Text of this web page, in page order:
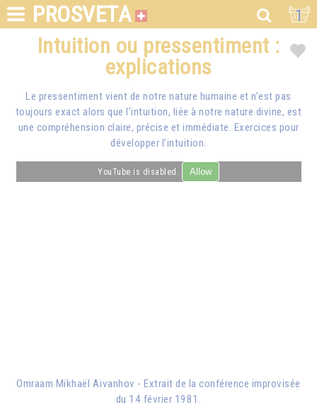
PROSVETA 1
Intuition ou pressentiment :
explications
Le pressentiment vient de notre nature humaine et n’est pas
toujours exact alors que l’intuition, liée à notre nature divine, est
une compréhension claire, précise et immédiate. Exercices pour
développer l’intuition.
YouTube is disabled. Allow
Omraam Mikhaël Aïvanhov - Extrait de la conférence improvisée
du 14 février 1981 .